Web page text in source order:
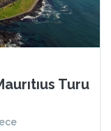
Turu